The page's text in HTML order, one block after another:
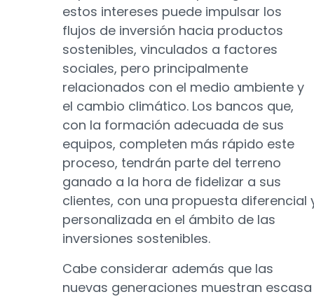
estos intereses puede impulsar los
flujos de inversión hacia productos
sostenibles, vinculados a factores
sociales, pero principalmente
relacionados con el medio ambiente y
el cambio climático. Los bancos que,
con la formación adecuada de sus
equipos, completen más rápido este
proceso, tendrán parte del terreno
ganado a la hora de fidelizar a sus
clientes, con una propuesta diferencial
personalizada en el ámbito de las
inversiones sostenibles.
Cabe considerar además que las
nuevas generaciones muestran escasa